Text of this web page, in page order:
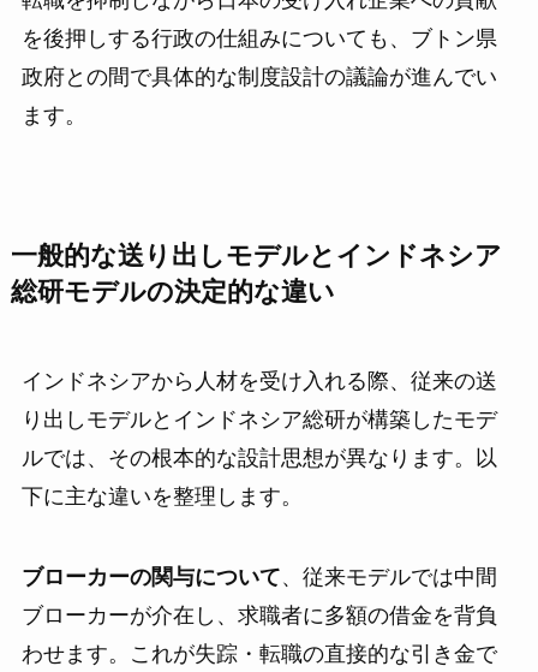
を後押しする行政の仕組みについても、ブトン県
政府との間で具体的な制度設計の議論が進んでい
ます。
一般的な送り出しモデルとインドネシア
総研モデルの決定的な違い
インドネシアから人材を受け入れる際、従来の送
り出しモデルとインドネシア総研が構築したモデ
ルでは、その根本的な設計思想が異なります。以
下に主な違いを整理します。
ブローカーの関与について、従来モデルでは中間
ブローカーが介在し、求職者に多額の借金を背負
わせます。これが失踪・転職の直接的な引き金で